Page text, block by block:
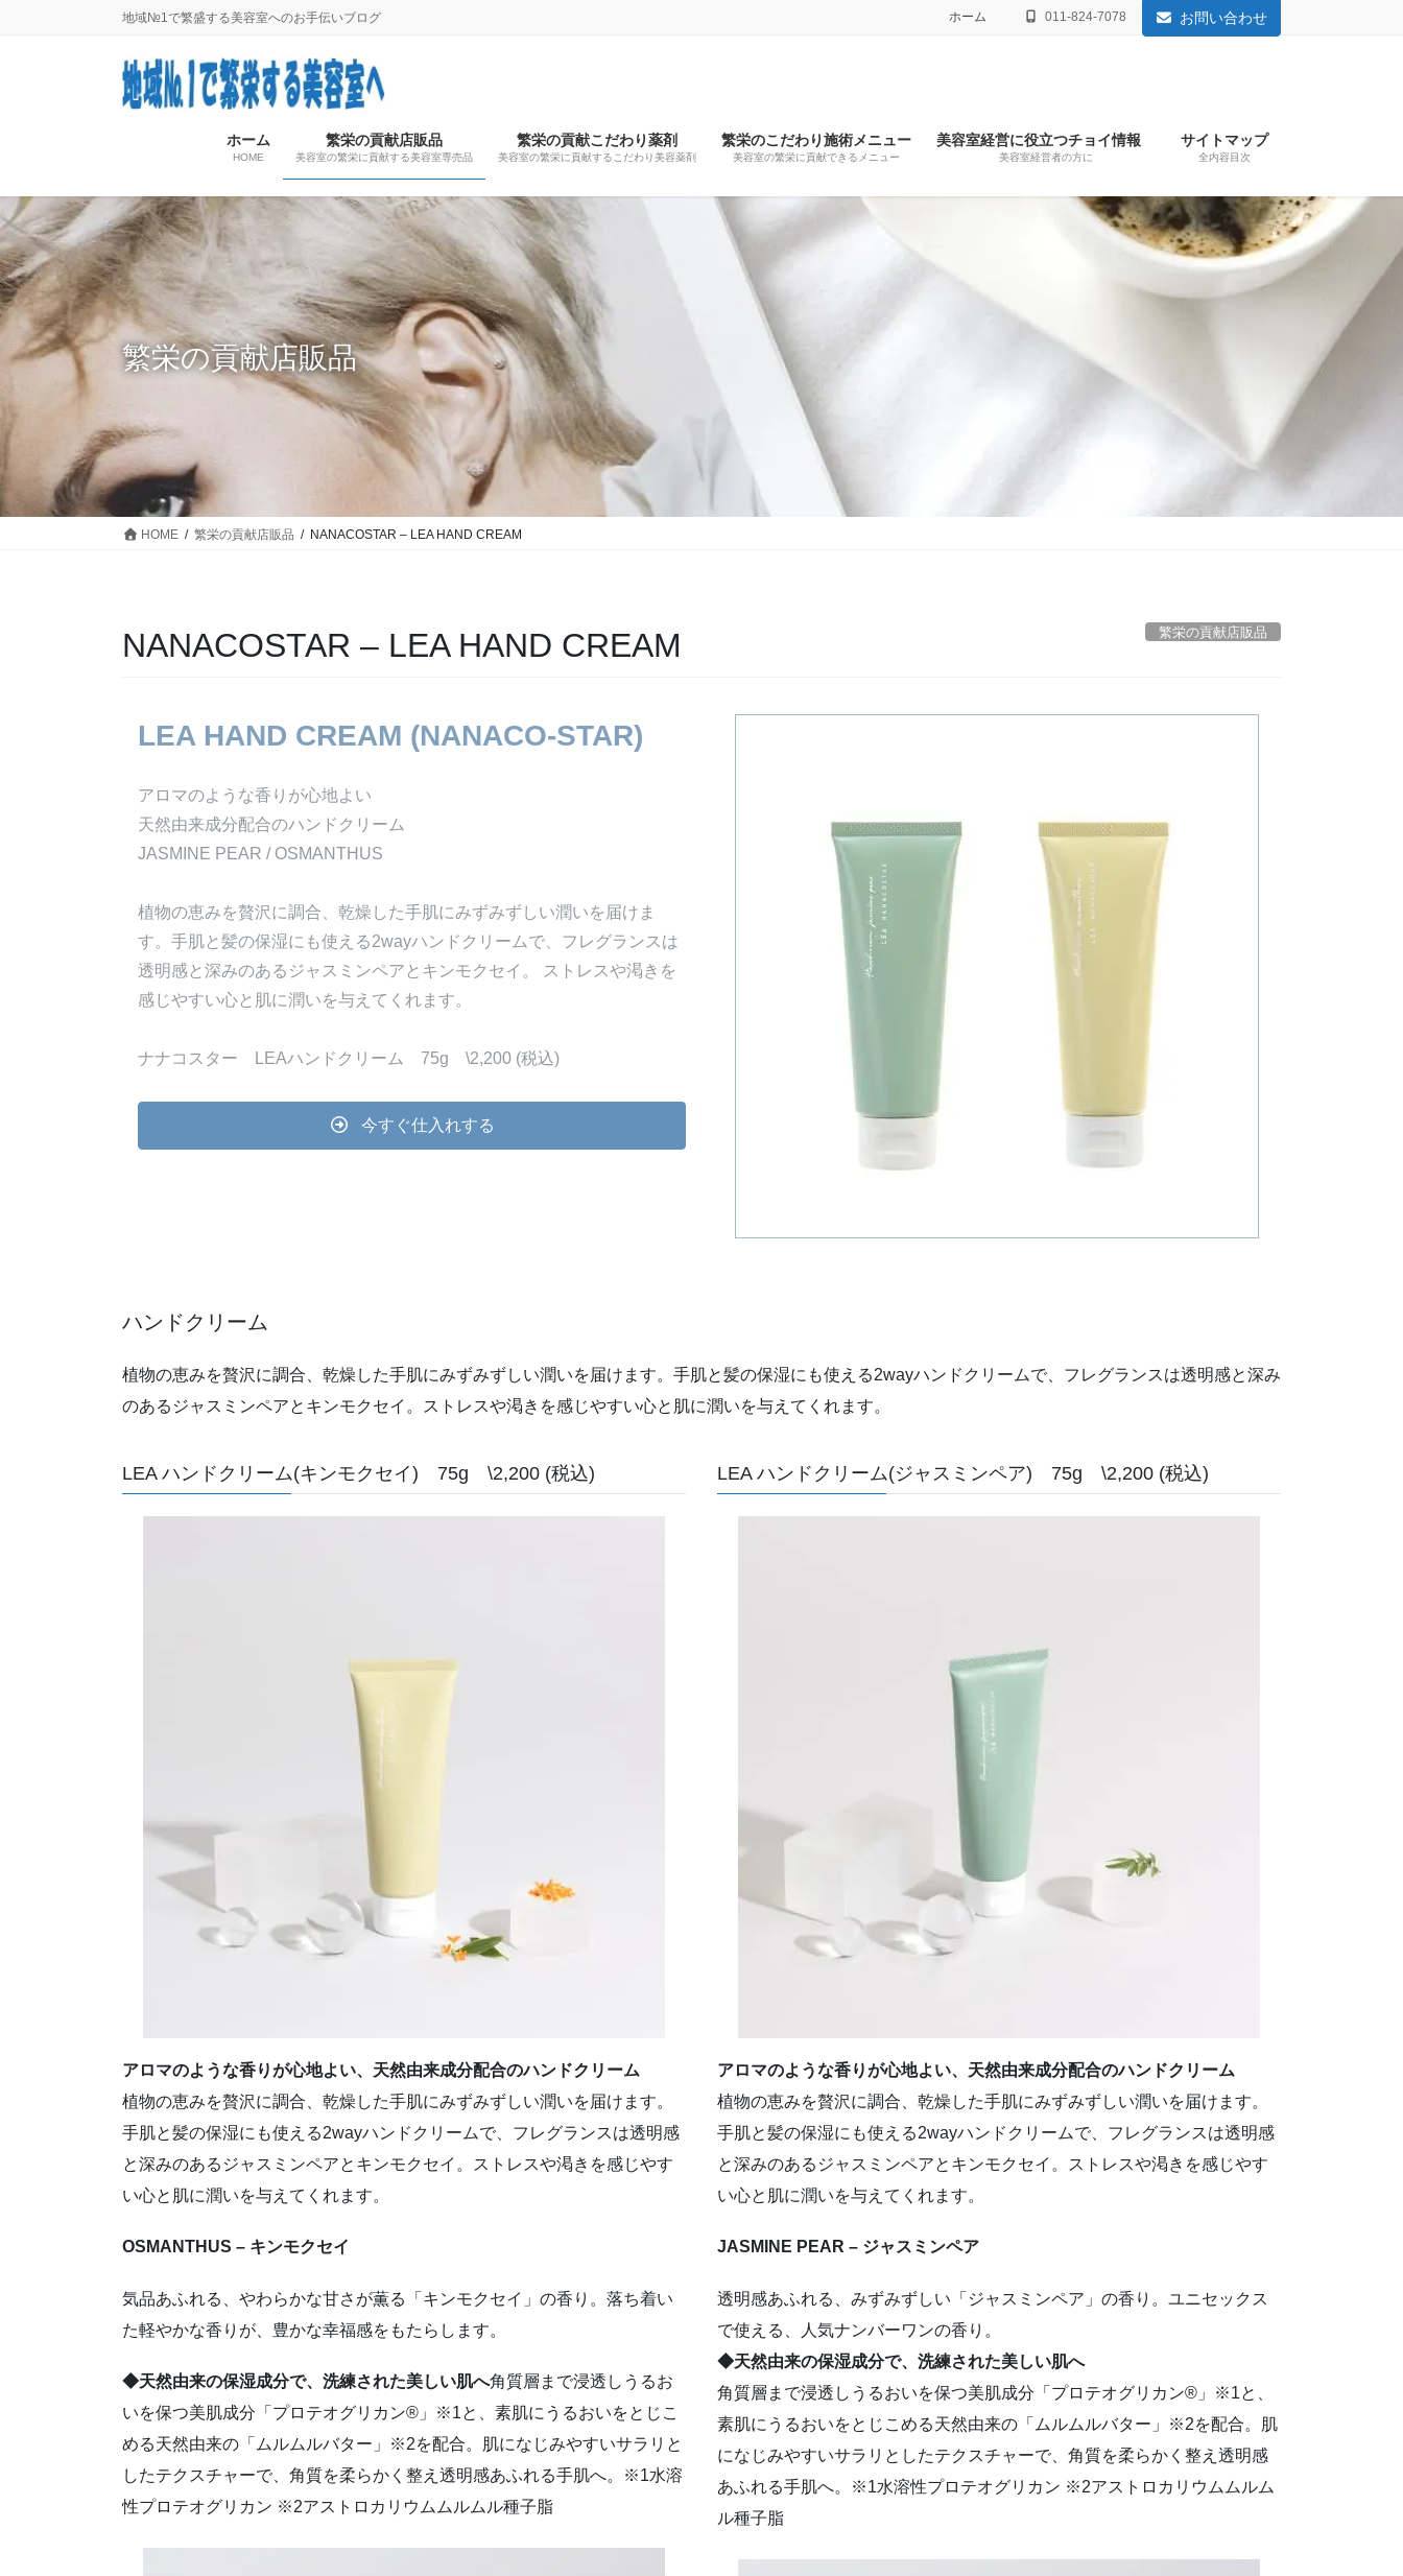
移
動
地域№1で繁盛する美容室へのお手伝いブログ ホーム 011-824-7078 お問い合わせ
ホーム
HOME
繁栄の貢献店販品
美容室の繁栄に貢献する美容室専売品
繁栄の貢献こだわり薬剤
美容室の繁栄に貢献するこだわり美容薬剤
繁栄のこだわり施術メニュー
美容室の繁栄に貢献できるメニュー
美容室経営に役立つチョイ情報
美容室経営者の方に
サイトマップ
全内容目次
繁栄の貢献店販品
HOME 繁栄の貢献店販品 NANACOSTAR – LEA HAND CREAM
繁栄の貢献店販品
NANACOSTAR – LEA HAND CREAM
LEA HAND CREAM (NANACO-STAR)
アロマのような香りが心地よい
天然由来成分配合のハンドクリーム
JASMINE PEAR / OSMANTHUS
植物の恵みを贅沢に調合、乾燥した手肌にみずみずしい潤いを届けま
す。手肌と髪の保湿にも使える2wayハンドクリームで、フレグランスは
透明感と深みのあるジャスミンペアとキンモクセイ。 ストレスや渇きを
感じやすい心と肌に潤いを与えてくれます。
ナナコスター LEAハンドクリーム 75g \2,200 (税込)
今すぐ仕入れする
ハンドクリーム
植物の恵みを贅沢に調合、乾燥した手肌にみずみずしい潤いを届けます。手肌と髪の保湿にも使える2wayハンドクリームで、フレグランスは透明感と深み
のあるジャスミンペアとキンモクセイ。ストレスや渇きを感じやすい心と肌に潤いを与えてくれます。
LEA ハンドクリーム(キンモクセイ) 75g \2,200 (税込)
アロマのような香りが心地よい、天然由来成分配合のハンドクリーム
植物の恵みを贅沢に調合、乾燥した手肌にみずみずしい潤いを届けます。
手肌と髪の保湿にも使える2wayハンドクリームで、フレグランスは透明感
と深みのあるジャスミンペアとキンモクセイ。ストレスや渇きを感じやす
い心と肌に潤いを与えてくれます。
OSMANTHUS – キンモクセイ
気品あふれる、やわらかな甘さが薫る「キンモクセイ」の香り。落ち着い
た軽やかな香りが、豊かな幸福感をもたらします。
◆天然由来の保湿成分で、洗練された美しい肌へ角質層まで浸透しうるお
いを保つ美肌成分「プロテオグリカン®」※1と、素肌にうるおいをとじこ
める天然由来の「ムルムルバター」※2を配合。肌になじみやすいサラリと
したテクスチャーで、角質を柔らかく整え透明感あふれる手肌へ。※1水溶
性プロテオグリカン ※2アストロカリウムムルムル種子脂
LEA ハンドクリーム(ジャスミンペア) 75g \2,200 (税込)
アロマのような香りが心地よい、天然由来成分配合のハンドクリーム
植物の恵みを贅沢に調合、乾燥した手肌にみずみずしい潤いを届けます。
手肌と髪の保湿にも使える2wayハンドクリームで、フレグランスは透明感
と深みのあるジャスミンペアとキンモクセイ。ストレスや渇きを感じやす
い心と肌に潤いを与えてくれます。
JASMINE PEAR – ジャスミンペア
透明感あふれる、みずみずしい「ジャスミンペア」の香り。ユニセックス
で使える、人気ナンバーワンの香り。
◆天然由来の保湿成分で、洗練された美しい肌へ
角質層まで浸透しうるおいを保つ美肌成分「プロテオグリカン®」※1と、
素肌にうるおいをとじこめる天然由来の「ムルムルバター」※2を配合。肌
になじみやすいサラリとしたテクスチャーで、角質を柔らかく整え透明感
あふれる手肌へ。※1水溶性プロテオグリカン ※2アストロカリウムムルム
ル種子脂